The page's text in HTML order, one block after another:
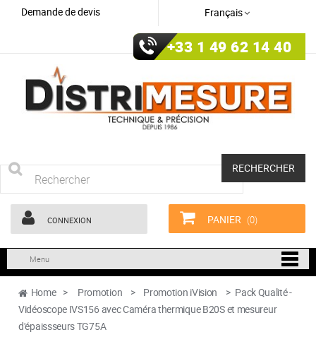
Demande de devis Français
+33 1 49 62 14 40
RECHERCHER
CONNEXION PANIER (0)
Menu
Home > Promotion > Promotion iVision > Pack Qualité -
Vidéoscope IVS156 avec Caméra thermique B20S et mesureur
d'épaissseurs TG75A